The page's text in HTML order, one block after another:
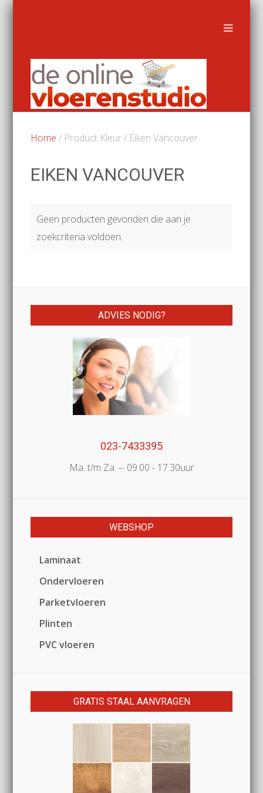
Home / Product Kleur / Eiken Vancouver
EIKEN VANCOUVER
Geen producten gevonden die aan je
zoekcriteria voldoen.
ADVIES NODIG?
023-7433395
Ma. t/m Za. -- 09.00 - 17.30uur
WEBSHOP
Laminaat
Ondervloeren
Parketvloeren
Plinten
PVC vloeren
GRATIS STAAL AANVRAGEN